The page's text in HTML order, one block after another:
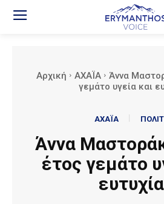
Αρχική ΑΧΑΪΑ
Άννα
γεμάτο υγεία και
ΑΧΑΪΑ
Άννα
έτος γεμάτο